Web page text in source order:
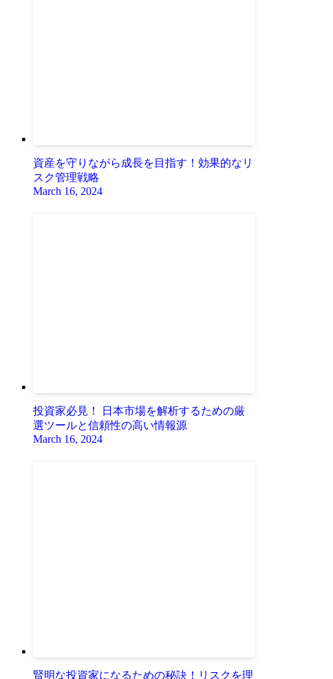
資産を守りながら成長を目指す！効果的なリ
スク管理戦略
March 16, 2024
投資家必見！ 日本市場を解析するための厳
選ツールと信頼性の高い情報源
March 16, 2024
賢明な投資家になるための秘訣！リスクを理